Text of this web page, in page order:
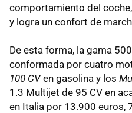
comportamiento del
y logra un confort de
De esta forma, la gama
conformada por cuatro
100 CVen gasolina y los
1.3 Multijet de 95 CV en
en Italia por 13.900 euros,